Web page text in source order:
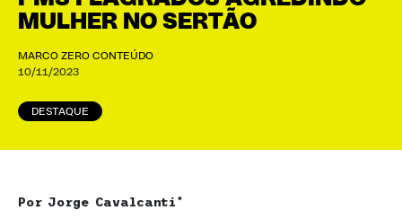
MULHER NO SERTÃO
MARCO ZERO CONTEÚDO
10/11/2023
DESTAQUE
Por Jorge Cavalcanti*